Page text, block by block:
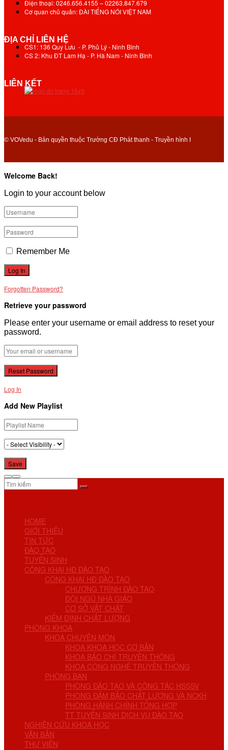
Điện thoại: 0246.656.4155 – 02263.847.679
Cơ quan chủ quản: ĐÀI TIẾNG NÓI VIỆT NAM
ĐỊA CHỈ LIÊN HỆ
CS1: 136 Quy Lưu - P. Phủ Lý - Ninh Bình
CS 2: Khu ĐT Lam Hạ - P. Hà Nam - Ninh Bình
LIÊN KẾT
© VOVedu - Bản quyền thuộc Trường CĐ Phát thanh - Truyền hình I
Welcome Back!
Login to your account below
Remember Me
Forgotten Password?
Retrieve your password
Please enter your username or email address to reset your
password.
Log In
Add New Playlist
HOME
GIỚI THIỆU
TIN TỨC
ĐÀO TẠO
TUYỂN SINH
CÔNG KHAI HĐ ĐÀO TẠO
CÔNG KHAI HĐ ĐÀO TẠO
CHƯƠNG TRÌNH ĐÀO TẠO
ĐỘI NGŨ NHÀ GIÁO
CƠ SỞ VẬT CHẤT
KIỂM ĐỊNH CHẤT LƯỢNG
PHÒNG KHOA
KHOA CHUYÊN MÔN
KHOA KHOA HỌC CƠ BẢN
KHOA BÁO CHÍ TRUYỀN THÔNG
KHOA CÔNG NGHỆ TRUYỀN THÔNG
PHÒNG BAN
PHÒNG ĐÀO TẠO VÀ CÔNG TÁC HSSSV
PHÒNG ĐẢM BẢO CHẤT LƯỢNG VÀ NCKH
PHÒNG HÀNH CHÍNH TỔNG HỢP
TT TUYỂN SINH DỊCH VỤ ĐÀO TẠO
NGHIÊN CỨU KHOA HỌC
VĂN BẢN
THƯ VIỆN